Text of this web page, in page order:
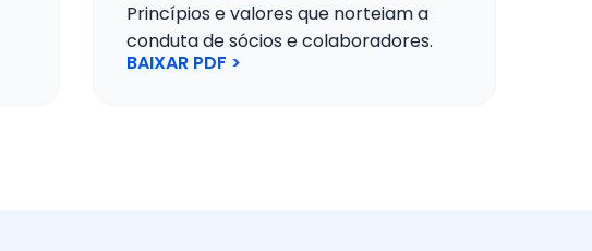
Princípios e valores que norteiam a
conduta de sócios e colaboradores.
BAIXAR PDF >